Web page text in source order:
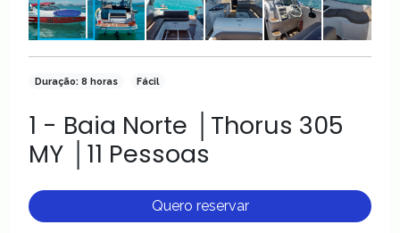
Duração: 8 horas Fácil
1 - Baia Norte │Thorus 305
MY │11 Pessoas
Quero reservar